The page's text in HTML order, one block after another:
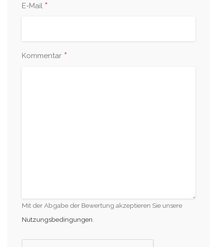
E-Mail *
Kommentar *
Mit der Abgabe der Bewertung akzeptieren Sie unsere
Nutzungsbedingungen